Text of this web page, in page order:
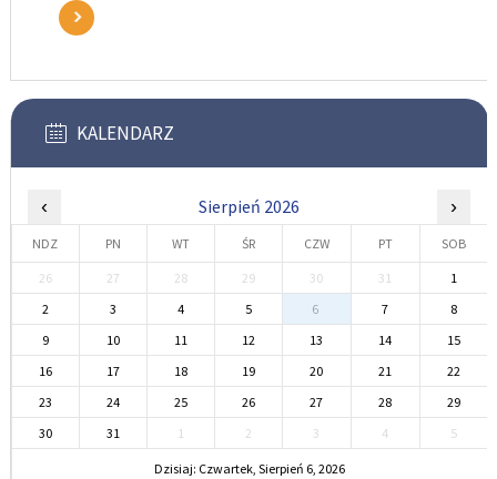
KALENDARZ
‹ Sierpień 2026 ›
NDZ PN WT ŚR CZW PT SOB
26 27 28 29 30 31
1
2
3 4 5 6 7
8
9
10 11 12 13 14
15
16
17 18 19 20 21
22
23
24 25 26 27 28
29
30
31 1 2 3 4 5
Dzisiaj: Czwartek, Sierpień 6, 2026